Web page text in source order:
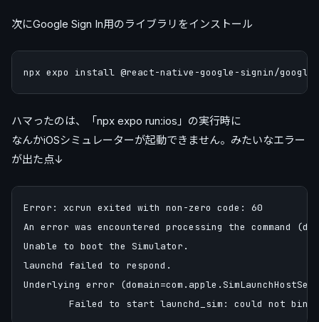
次にGoogle Sign In用のライブラリをインストール
ハマったのは、「npx expo run:ios」の実行時に
なんかiOSシミュレーターが起動できません。みたいなエラー
が出た点↓
Error: xcrun exited with non-zero code: 60
An error was encountered processing the command
Unable to boot the Simulator.
launchd failed to respond.
Underlying error